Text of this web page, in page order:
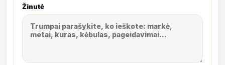
Žinutė